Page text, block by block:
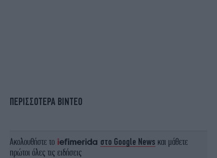
ΠΕΡΙΣΣΟΤΕΡΑ ΒΙΝΤΕΟ
Ακολουθήστε το στο Google News και μάθετε
πρώτοι όλες τις ειδήσεις